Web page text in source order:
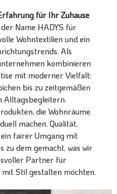
für Ihr Zuhause
Name HADYS für
Wohntextilien und ein
Als
kombinieren
mit moderner Vielfalt:
bis zu zeitgemäßen
Alltagsbegleitern.
die Wohnräume
machen. Qualität,
fairer Umgang mit
zu dem gemacht, was wir
Partner für
mit Stil gestalten möchten.